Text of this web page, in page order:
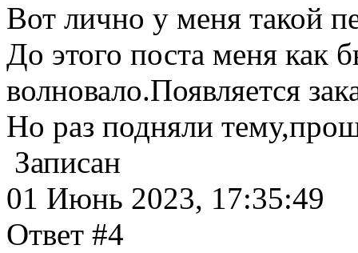
Вот лично у меня такой
До этого поста меня как
волновало.Появляется
Но раз подняли
Записан
01 Июнь 2023, 17:35:49
Ответ #4